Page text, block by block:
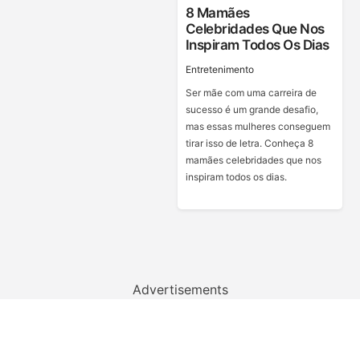
8 Mamães
Celebridades Que Nos
Inspiram Todos Os Dias
Entretenimento
Ser mãe com uma carreira de
sucesso é um grande desafio,
mas essas mulheres conseguem
tirar isso de letra. Conheça 8
mamães celebridades que nos
inspiram todos os dias.
Advertisements